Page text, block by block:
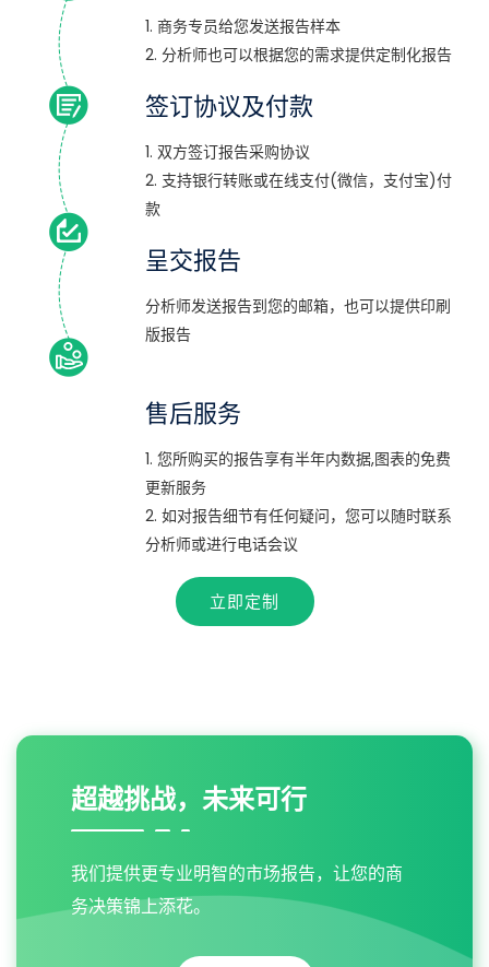
1. 商务专员给您发送报告样本
2. 分析师也可以根据您的需求提供定制化报告
签订协议及付款
1. 双方签订报告采购协议
2. 支持银行转账或在线支付(微信，支付宝)付
款
呈交报告
分析师发送报告到您的邮箱，也可以提供印刷
版报告
售后服务
1. 您所购买的报告享有半年内数据,图表的免费
更新服务
2. 如对报告细节有任何疑问，您可以随时联系
分析师或进行电话会议
立即定制
超越挑战，未来可行
我们提供更专业明智的市场报告，让您的商
务决策锦上添花。